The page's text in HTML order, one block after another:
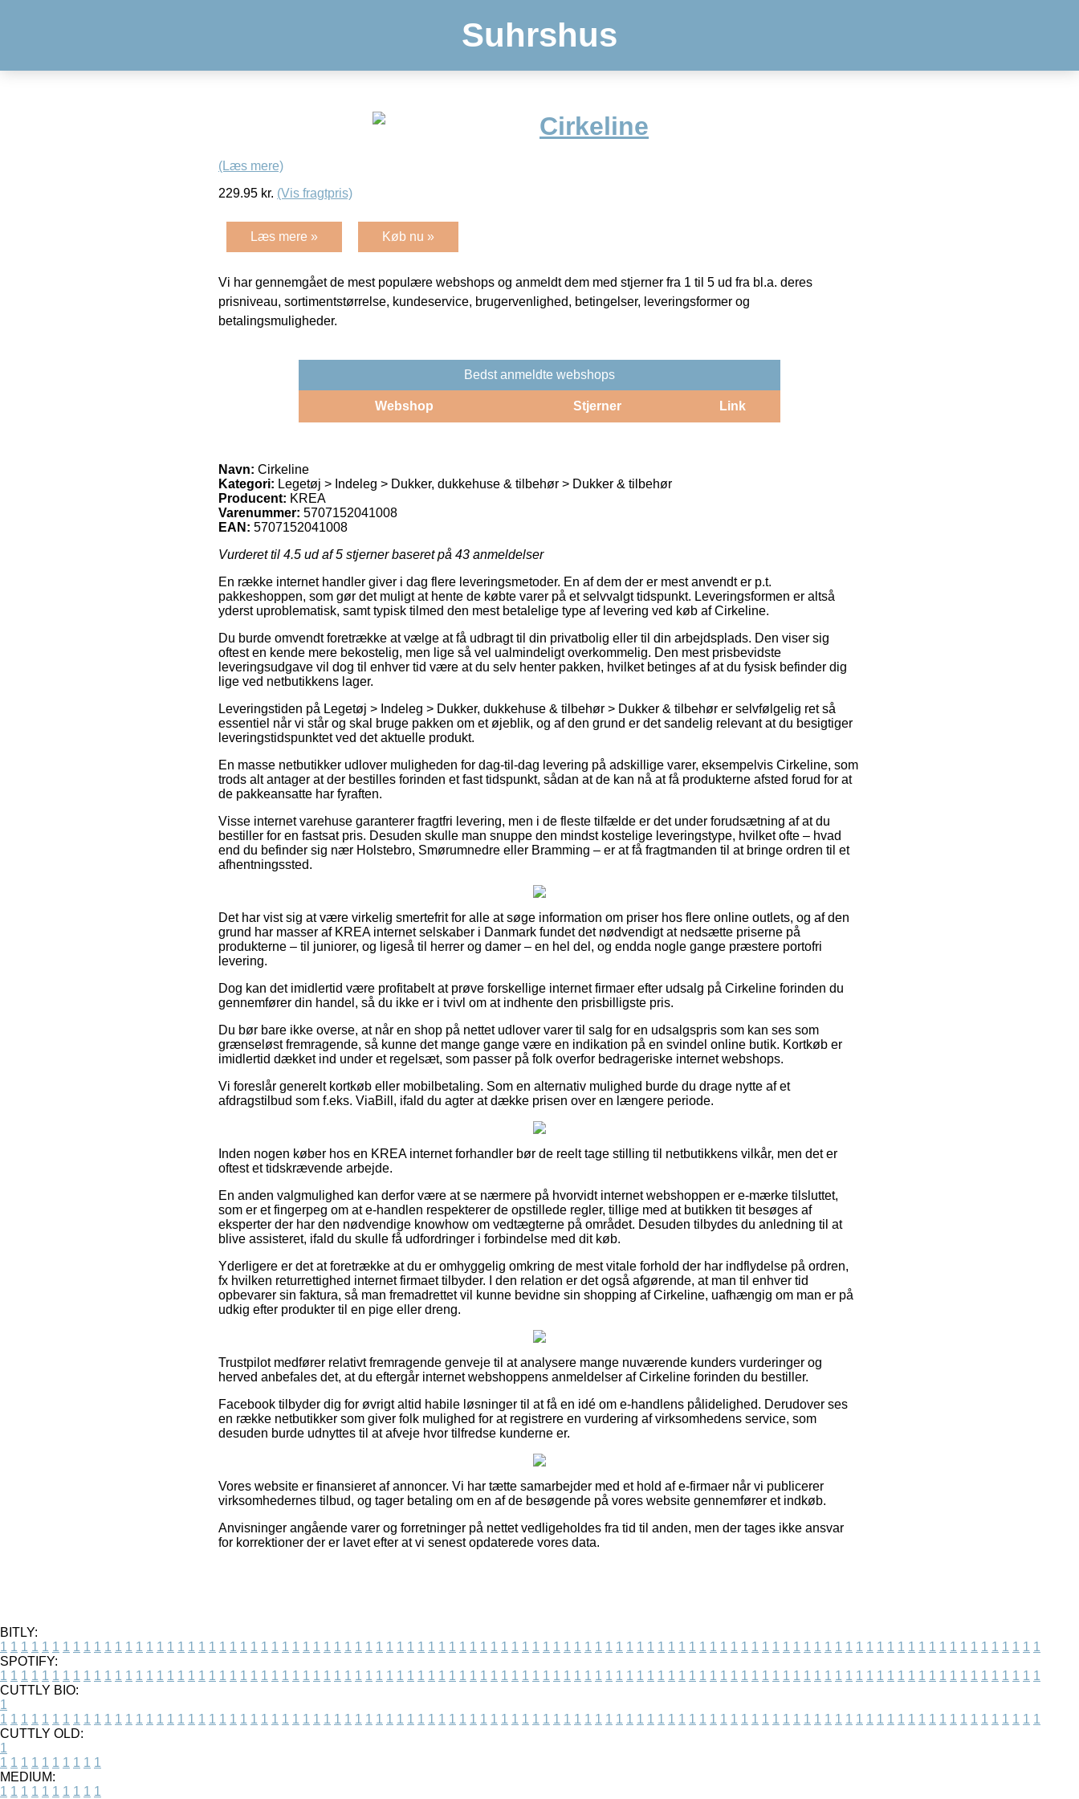
Suhrshus
Cirkeline
(Læs mere)
229.95 kr. (Vis fragtpris)
Læs mere » Køb nu »
Vi har gennemgået de mest populære webshops og anmeldt dem med stjerner fra 1 til 5 ud fra bl.a. deres
prisniveau, sortimentstørrelse, kundeservice, brugervenlighed, betingelser, leveringsformer og
betalingsmuligheder.
Bedst anmeldte webshops
Webshop Stjerner Link
Navn: Cirkeline
Kategori: Legetøj > Indeleg > Dukker, dukkehuse & tilbehør > Dukker & tilbehør
Producent: KREA
Varenummer: 5707152041008
EAN: 5707152041008
Vurderet til 4.5 ud af 5 stjerner baseret på 43 anmeldelser
En række internet handler giver i dag flere leveringsmetoder. En af dem der er mest anvendt er p.t.
pakkeshoppen, som gør det muligt at hente de købte varer på et selvvalgt tidspunkt. Leveringsformen er altså
yderst uproblematisk, samt typisk tilmed den mest betalelige type af levering ved køb af Cirkeline.
Du burde omvendt foretrække at vælge at få udbragt til din privatbolig eller til din arbejdsplads. Den viser sig
oftest en kende mere bekostelig, men lige så vel ualmindeligt overkommelig. Den mest prisbevidste
leveringsudgave vil dog til enhver tid være at du selv henter pakken, hvilket betinges af at du fysisk befinder dig
lige ved netbutikkens lager.
Leveringstiden på Legetøj > Indeleg > Dukker, dukkehuse & tilbehør > Dukker & tilbehør er selvfølgelig ret så
essentiel når vi står og skal bruge pakken om et øjeblik, og af den grund er det sandelig relevant at du besigtiger
leveringstidspunktet ved det aktuelle produkt.
En masse netbutikker udlover muligheden for dag-til-dag levering på adskillige varer, eksempelvis Cirkeline, som
trods alt antager at der bestilles forinden et fast tidspunkt, sådan at de kan nå at få produkterne afsted forud for at
de pakkeansatte har fyraften.
Visse internet varehuse garanterer fragtfri levering, men i de fleste tilfælde er det under forudsætning af at du
bestiller for en fastsat pris. Desuden skulle man snuppe den mindst kostelige leveringstype, hvilket ofte – hvad
end du befinder sig nær Holstebro, Smørumnedre eller Bramming – er at få fragtmanden til at bringe ordren til et
afhentningssted.
Det har vist sig at være virkelig smertefrit for alle at søge information om priser hos flere online outlets, og af den
grund har masser af KREA internet selskaber i Danmark fundet det nødvendigt at nedsætte priserne på
produkterne – til juniorer, og ligeså til herrer og damer – en hel del, og endda nogle gange præstere portofri
levering.
Dog kan det imidlertid være profitabelt at prøve forskellige internet firmaer efter udsalg på Cirkeline forinden du
gennemfører din handel, så du ikke er i tvivl om at indhente den prisbilligste pris.
Du bør bare ikke overse, at når en shop på nettet udlover varer til salg for en udsalgspris som kan ses som
grænseløst fremragende, så kunne det mange gange være en indikation på en svindel online butik. Kortkøb er
imidlertid dækket ind under et regelsæt, som passer på folk overfor bedrageriske internet webshops.
Vi foreslår generelt kortkøb eller mobilbetaling. Som en alternativ mulighed burde du drage nytte af et
afdragstilbud som f.eks. ViaBill, ifald du agter at dække prisen over en længere periode.
Inden nogen køber hos en KREA internet forhandler bør de reelt tage stilling til netbutikkens vilkår, men det er
oftest et tidskrævende arbejde.
En anden valgmulighed kan derfor være at se nærmere på hvorvidt internet webshoppen er e-mærke tilsluttet,
som er et fingerpeg om at e-handlen respekterer de opstillede regler, tillige med at butikken tit besøges af
eksperter der har den nødvendige knowhow om vedtægterne på området. Desuden tilbydes du anledning til at
blive assisteret, ifald du skulle få udfordringer i forbindelse med dit køb.
Yderligere er det at foretrække at du er omhyggelig omkring de mest vitale forhold der har indflydelse på ordren,
fx hvilken returrettighed internet firmaet tilbyder. I den relation er det også afgørende, at man til enhver tid
opbevarer sin faktura, så man fremadrettet vil kunne bevidne sin shopping af Cirkeline, uafhængig om man er på
udkig efter produkter til en pige eller dreng.
Trustpilot medfører relativt fremragende genveje til at analysere mange nuværende kunders vurderinger og
herved anbefales det, at du eftergår internet webshoppens anmeldelser af Cirkeline forinden du bestiller.
Facebook tilbyder dig for øvrigt altid habile løsninger til at få en idé om e-handlens pålidelighed. Derudover ses
en række netbutikker som giver folk mulighed for at registrere en vurdering af virksomhedens service, som
desuden burde udnyttes til at afveje hvor tilfredse kunderne er.
Vores website er finansieret af annoncer. Vi har tætte samarbejder med et hold af e-firmaer når vi publicerer
virksomhedernes tilbud, og tager betaling om en af de besøgende på vores website gennemfører et indkøb.
Anvisninger angående varer og forretninger på nettet vedligeholdes fra tid til anden, men der tages ikke ansvar
for korrektioner der er lavet efter at vi senest opdaterede vores data.
BITLY:
1 1 1 1 1 1 1 1 1 1 1 1 1 1 1 1 1 1 1 1 1 1 1 1 1 1 1 1 1 1 1 1 1 1 1 1 1 1 1 1 1 1 1 1 1 1 1 1 1 1 1 1 1 1 1 1 1 1 1 1 1 1 1 1 1 1 1 1 1 1 1 1 1 1 1 1 1 1 1 1 1 1 1 1 1 1 1 1 1 1 1 1 1 1 1 1 1 1 1 1
SPOTIFY:
1 1 1 1 1 1 1 1 1 1 1 1 1 1 1 1 1 1 1 1 1 1 1 1 1 1 1 1 1 1 1 1 1 1 1 1 1 1 1 1 1 1 1 1 1 1 1 1 1 1 1 1 1 1 1 1 1 1 1 1 1 1 1 1 1 1 1 1 1 1 1 1 1 1 1 1 1 1 1 1 1 1 1 1 1 1 1 1 1 1 1 1 1 1 1 1 1 1 1 1
CUTTLY BIO:
1
1 1 1 1 1 1 1 1 1 1 1 1 1 1 1 1 1 1 1 1 1 1 1 1 1 1 1 1 1 1 1 1 1 1 1 1 1 1 1 1 1 1 1 1 1 1 1 1 1 1 1 1 1 1 1 1 1 1 1 1 1 1 1 1 1 1 1 1 1 1 1 1 1 1 1 1 1 1 1 1 1 1 1 1 1 1 1 1 1 1 1 1 1 1 1 1 1 1 1 1
CUTTLY OLD:
1
1 1 1 1 1 1 1 1 1 1
MEDIUM:
1 1 1 1 1 1 1 1 1 1